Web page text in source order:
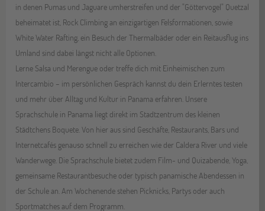
in denen Pumas und Jaguare umherstreifen und der "Göttervogel" Quetzal
beheimatet ist, Rock Climbing an einzigartigen Felsformationen, sowie
White Water Rafting, ein Besuch der Thermalbäder oder ein Reitausflug ins
Umland sind dabei längst nicht alle Optionen.
Lerne Salsa und Merengue oder treffe dich mit Einheimischen zum
Intercambio – im persönlichen Gespräch kannst du dein Erlerntes testen
und mehr über Alltag und Kultur in Panama erfahren. Unsere
Sprachschule in Panama liegt direkt im Stadtzentrum des kleinen
Städtchens Boquete. Von hier aus sind Geschäfte, Restaurants, Bars und
Internetcafés genauso schnell zu erreichen wie der Caldera River und viele
Wanderwege. Die Sprachschule bietet zudem Film- und Quizabende, Yoga,
gemeinsame Restaurantbesuche oder typisch panamische Abendessen in
der Schule an. Am Wochenende stehen Picknicks, Partys oder auch
Sportmatches auf dem Programm.